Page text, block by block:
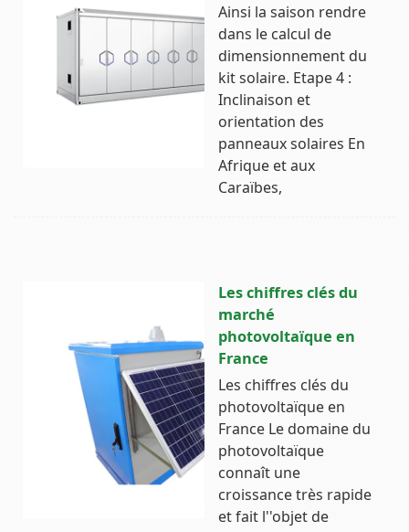
Ainsi la saison rendre
dans le calcul de
dimensionnement du
kit solaire. Etape 4 :
Inclinaison et
orientation des
panneaux solaires En
Afrique et aux
Caraïbes,
Les chiffres clés du
marché
photovoltaïque en
France
Les chiffres clés du
photovoltaïque en
France Le domaine du
photovoltaïque
connaît une
croissance très rapide
et fait l''objet de